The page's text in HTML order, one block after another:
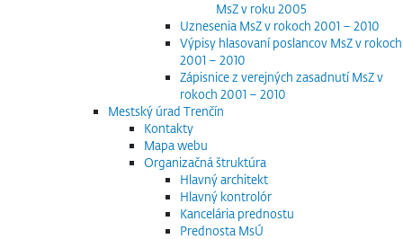
MsZ v roku 2005
Uznesenia MsZ v rokoch 2001 – 2010
Výpisy hlasovaní poslancov MsZ v rokoch
2001 – 2010
Zápisnice z verejných zasadnutí MsZ v
rokoch 2001 – 2010
Mestský úrad Trenčín
Kontakty
Mapa webu
Organizačná štruktúra
Hlavný architekt
Hlavný kontrolór
Kancelária prednostu
Prednosta MsÚ